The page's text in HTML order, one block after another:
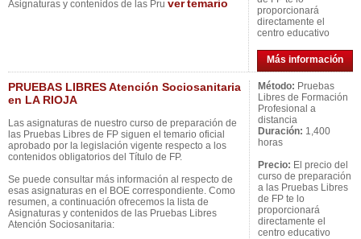
Asignaturas y contenidos de las Pru vertemario
proporcionará
directamente el
centro educativo
Más información
PRUEBAS LIBRES Atención Sociosanitaria
en LA RIOJA
Las asignaturas de nuestro curso de preparación de
las Pruebas Libres de FP siguen el temario oficial
aprobado por la legislación vigente respecto a los
contenidos obligatorios del Título de FP.
Se puede consultar más información al respecto de
esas asignaturas en el BOE correspondiente. Como
resumen, a continuación ofrecemos la lista de
Asignaturas y contenidos de las Pruebas Libres
Atención Sociosanitaria:
Método: Pruebas
Libres de Formación
Profesional a
distancia
Duración: 1,400
horas
Precio: El precio del
curso de preparación
a las Pruebas Libres
de FP te lo
proporcionará
directamente el
centro educativo